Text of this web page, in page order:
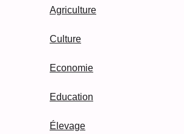
Agriculture
Culture
Economie
Education
Élevage